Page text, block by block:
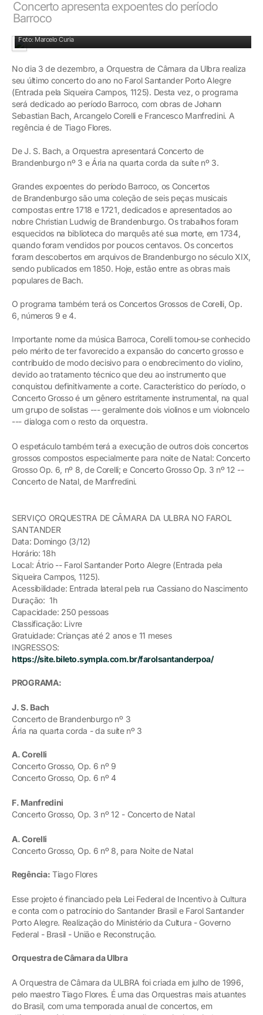
Concerto apresenta expoentes do período
Barroco
Foto: Marcelo Curia
No dia 3 de dezembro, a Orquestra de Câmara da Ulbra realiza
seu último concerto do ano no Farol Santander Porto Alegre
(Entrada pela Siqueira Campos, 1125). Desta vez, o programa
será dedicado ao período Barroco, com obras de Johann
Sebastian Bach, Arcangelo Corelli e Francesco Manfredini. A
regência é de Tiago Flores.
De J. S. Bach, a Orquestra apresentará Concerto de
Brandenburgo nº 3 e Ária na quarta corda da suíte nº 3.
Grandes expoentes do período Barroco, os Concertos
de Brandenburgo são uma coleção de seis peças musicais
compostas entre 1718 e 1721, dedicados e apresentados ao
nobre Christian Ludwig de Brandenburgo. Os trabalhos foram
esquecidos na biblioteca do marquês até sua morte, em 1734,
quando foram vendidos por poucos centavos. Os concertos
foram descobertos em arquivos de Brandenburgo no século XIX,
sendo publicados em 1850. Hoje, estão entre as obras mais
populares de Bach.
O programa também terá os Concertos Grossos de Corelli, Op.
6, números 9 e 4.
Importante nome da música Barroca, Corelli tornou-se conhecido
pelo mérito de ter favorecido a expansão do concerto grosso e
contribuído de modo decisivo para o enobrecimento do violino,
devido ao tratamento técnico que deu ao instrumento que
conquistou definitivamente a corte. Característico do período, o
Concerto Grosso é um gênero estritamente instrumental, na qual
um grupo de solistas --- geralmente dois violinos e um violoncelo
--- dialoga com o resto da orquestra.
O espetáculo também terá a execução de outros dois concertos
grossos compostos especialmente para noite de Natal: Concerto
Grosso Op. 6, nº 8, de Corelli; e Concerto Grosso Op. 3 nº 12 --
Concerto de Natal, de Manfredini.
SERVIÇO ORQUESTRA DE CÂMARA DA ULBRA NO FAROL
SANTANDER
Data: Domingo (3/12)
Horário: 18h
Local: Átrio -- Farol Santander Porto Alegre (Entrada pela
Siqueira Campos, 1125).
Acessibilidade: Entrada lateral pela rua Cassiano do Nascimento
Duração: 1h
Capacidade: 250 pessoas
Classificação: Livre
Gratuidade: Crianças até 2 anos e 11 meses
INGRESSOS:
https://site.bileto.sympla.com.br/farolsantanderpoa/
PROGRAMA:
J. S. Bach
Concerto de Brandenburgo nº 3
Ária na quarta corda - da suíte nº 3
A. Corelli
Concerto Grosso, Op. 6 nº 9
Concerto Grosso, Op. 6 nº 4
F. Manfredini
Concerto Grosso, Op. 3 nº 12 - Concerto de Natal
A. Corelli
Concerto Grosso, Op. 6 nº 8, para Noite de Natal
Regência: Tiago Flores
Esse projeto é financiado pela Lei Federal de Incentivo à Cultura
e conta com o patrocínio do Santander Brasil e Farol Santander
Porto Alegre. Realização do Ministério da Cultura - Governo
Federal - Brasil - União e Reconstrução.
Orquestra de Câmara da Ulbra
A Orquestra de Câmara da ULBRA foi criada em julho de 1996,
pelo maestro Tiago Flores. É uma das Orquestras mais atuantes
do Brasil, com uma temporada anual de concertos, em